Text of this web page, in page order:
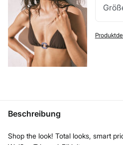
Beschreibung
Shop the look! Total looks, smart